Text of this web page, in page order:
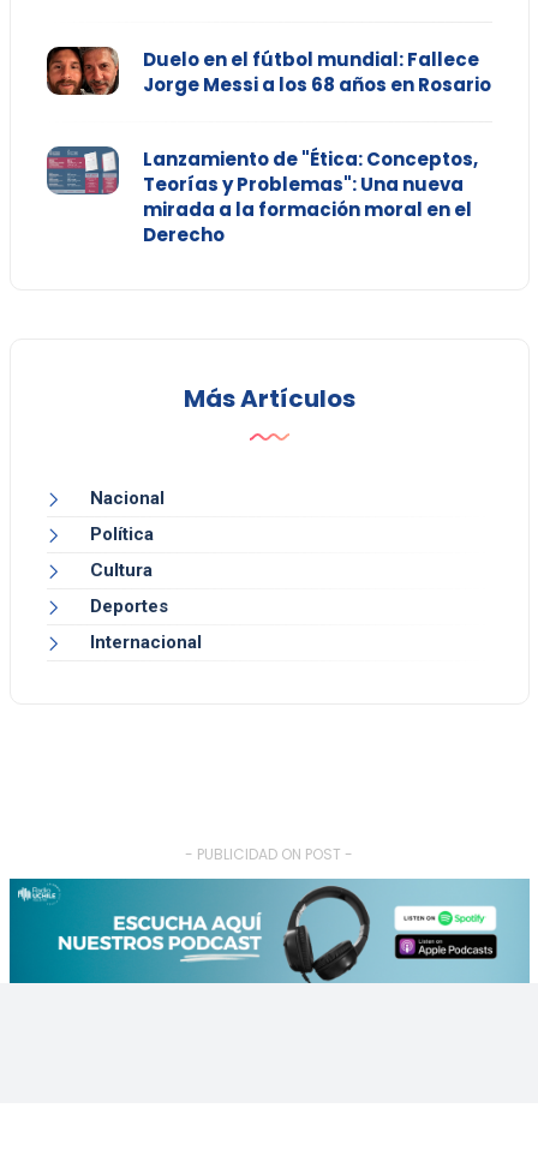
Duelo en el fútbol mundial: Fallece
Jorge Messi a los 68 años en Rosario
Lanzamiento de "Ética: Conceptos,
Teorías y Problemas": Una nueva
mirada a la formación moral en el
Derecho
Más Artículos
Nacional
Política
Cultura
Deportes
Internacional
- PUBLICIDAD ON POST -